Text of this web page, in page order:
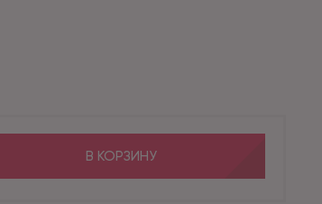
В КОРЗИНУ